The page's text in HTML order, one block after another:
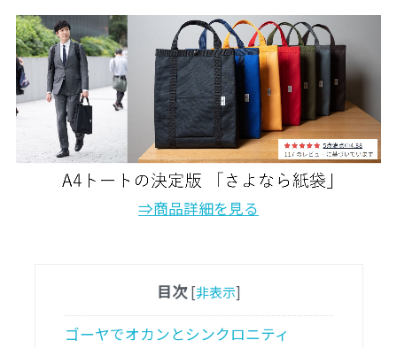
⇒商品詳細を見る
目次 [非表示]
ゴーヤでオカンとシンクロニティ